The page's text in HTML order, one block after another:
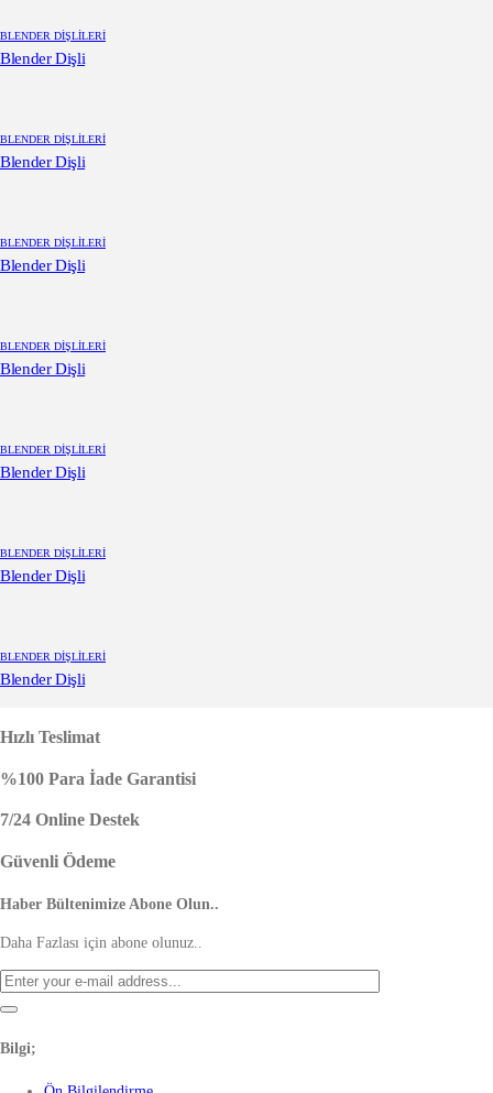
BLENDER DIŞLILERI
Blender Dişli
BLENDER DIŞLILERI
Blender Dişli
BLENDER DIŞLILERI
Blender Dişli
BLENDER DIŞLILERI
Blender Dişli
BLENDER DIŞLILERI
Blender Dişli
BLENDER DIŞLILERI
Blender Dişli
BLENDER DIŞLILERI
Blender Dişli
Hızlı Teslimat
%100 Para İade Garantisi
7/24 Online Destek
Güvenli Ödeme
Haber Bültenimize Abone Olun..
Daha Fazlası için abone olunuz..
Bilgi;